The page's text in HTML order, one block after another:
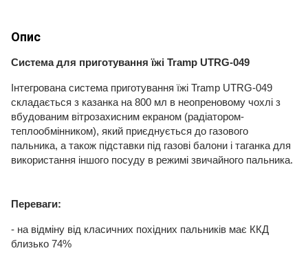
Опис
Система для приготування їжі Tramp UTRG-049
Інтегрована система приготування їжі Tramp UTRG-049
складається з казанка на 800 мл в неопреновому чохлі з
вбудованим вітрозахисним екраном (радіатором-
теплообмінником), який приєднується до газового
пальника, а також підставки під газові балони і таганка для
використання іншого посуду в режимі звичайного пальника.
Переваги:
- на відміну від класичних похідних пальників має ККД
близько 74%